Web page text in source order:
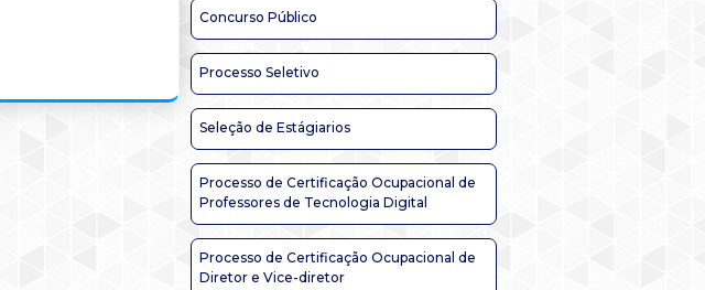
Concurso Público
Processo Seletivo
Seleção de Estágiarios
Processo de Certificação Ocupacional de
Professores de Tecnologia Digital
Processo de Certificação Ocupacional de
Diretor e Vice-diretor